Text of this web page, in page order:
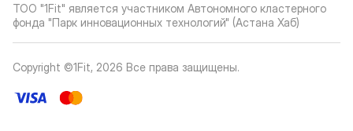
ТОО "1Fit" является участником Автономного кластерного
фонда "Парк инновационных технологий" (Астана Хаб)
Copyright ©1Fit, 2026 Все права защищены.